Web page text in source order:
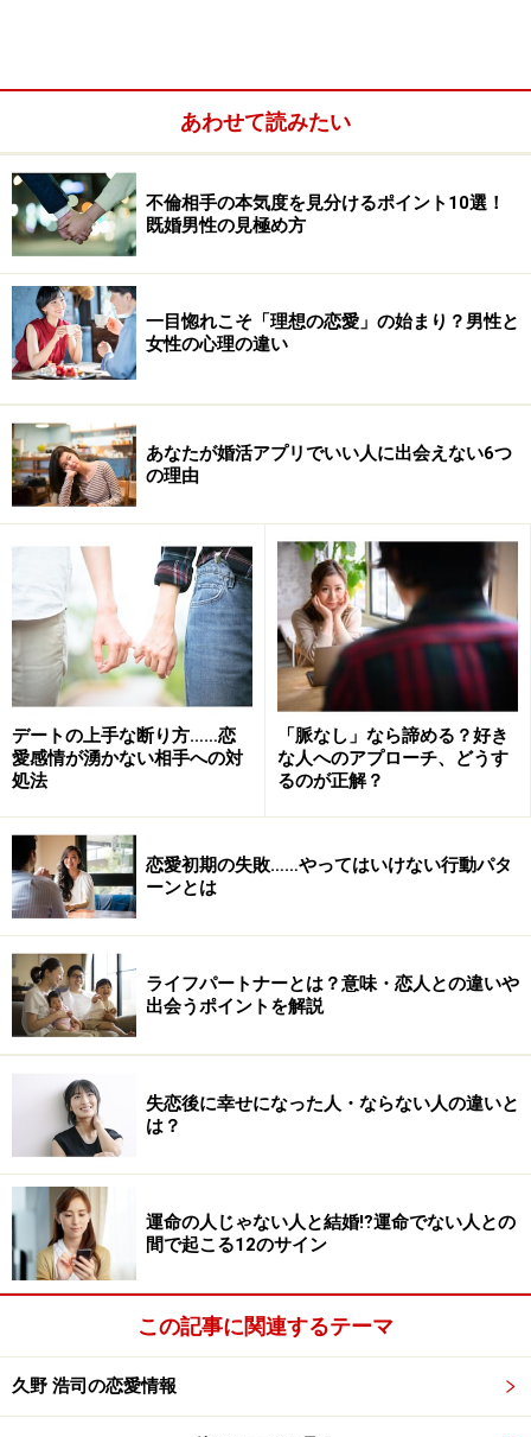
彼女にとっての結ばれるベストなタイミン
受講して1年経過した頃には、彼女は素敵な出会いがな
いことに「せっかく受講したのに、なかなか幸せになれ
なくてすみません・・・」なんていう言う始末です。そ
のたびに「短い時間軸の中で物事をとらえないで、必ず
ベストなタイミングで最高のパートナーと出会うことに
なるから、今は自分を信じて毎日を楽しく過ごして！」
なんて彼女に伝えていました。
そんな彼女から今年の5月に連絡が入りました。そう、
「無事、結婚が決まりました！」という、とっても嬉し
い報告でした。話を聞けば、まさに運命のパートナーと
言える彼と出逢ったのは、わずか1ヶ月前。そこからわ
ずか3週間で結婚まで話が進んでしまったそうです。あ
まりに早い展開に僕も嬉しさとともにビックリしたと同
時に、会うたびにまったく出会いがありません・・・な
んて言ってた彼女に一体何が起こったのか知りたくてワ
実は彼女にとっての運命の相手とは11年前に大好きだっ
た彼なのです。しかも当時は付きあうことが叶わなかっ
た片思いの男性。だから正確に言えば二人は11年ぶりに
再会を果たして、そこから電撃的な速さで結婚に至った
ということなのです、皆さんは信じられますか？
恵さんが彼と最初に出会ったのは11年前。転職した職場
の先輩として第一印象は素敵な人だと思いつつ、彼の方
はややそっけなくて彼女に対して愛想が良くなかったそ
うです。彼は東大の法学部出身のエリートであり、少し
遠い存在だったので恋愛に発展するとは夢にも思わなか
ったそうです。彼女も当時は仕事を覚えるのに精一杯で
恋愛する余裕すらなかったと振り返ります。
しかも当時の彼には社内に一回り年下の可愛らしい彼女
がいて、職場でも仲良くしている姿を時々目にしたそう
です。たまにその彼女とは通勤途中で一緒になって彼と
と苦い思い出だったそうです。
あわせて読みたい
不倫相手の本気度を見分けるポイント10選！
既婚男性の見極め方
一目惚れこそ「理想の恋愛」の始まり？男性と
女性の心理の違い
あなたが婚活アプリでいい人に出会えない6つ
の理由
デートの上手な断り方……恋
愛感情が湧かない相手への対
処法
「脈なし」なら諦める？好き
な人へのアプローチ、どうす
るのが正解？
恋愛初期の失敗……やってはいけない行動パタ
ーンとは
ライフパートナーとは？意味・恋人との違いや
出会うポイントを解説
失恋後に幸せになった人・ならない人の違いと
は？
運命の人じゃない人と結婚⁉運命でない人との
間で起こる12のサイン
この記事に関連するテーマ
久野 浩司の恋愛情報